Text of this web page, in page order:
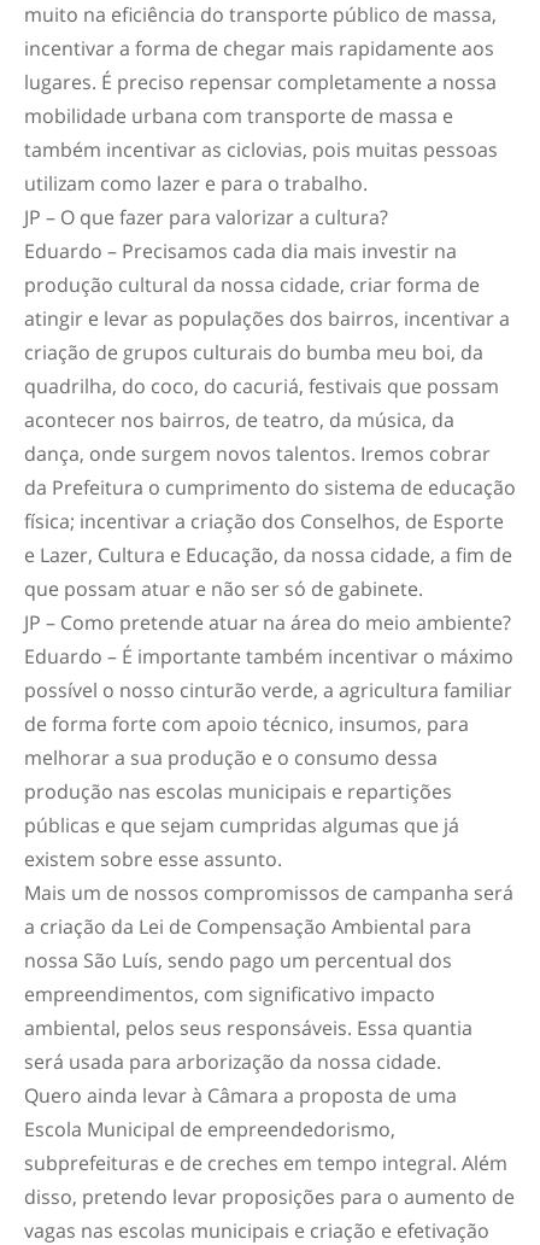
muito na eficiência do transporte público de massa,
incentivar a forma de chegar mais rapidamente aos
lugares. É preciso repensar completamente a nossa
mobilidade urbana com transporte de massa e
também incentivar as ciclovias, pois muitas pessoas
utilizam como lazer e para o trabalho.
JP – O que fazer para valorizar a cultura?
Eduardo – Precisamos cada dia mais investir na
produção cultural da nossa cidade, criar forma de
atingir e levar as populações dos bairros, incentivar a
criação de grupos culturais do bumba meu boi, da
quadrilha, do coco, do cacuriá, festivais que possam
acontecer nos bairros, de teatro, da música, da
dança, onde surgem novos talentos. Iremos cobrar
da Prefeitura o cumprimento do sistema de educação
física; incentivar a criação dos Conselhos, de Esporte
e Lazer, Cultura e Educação, da nossa cidade, a fim de
que possam atuar e não ser só de gabinete.
JP – Como pretende atuar na área do meio ambiente?
Eduardo – É importante também incentivar o máximo
possível o nosso cinturão verde, a agricultura familiar
de forma forte com apoio técnico, insumos, para
melhorar a sua produção e o consumo dessa
produção nas escolas municipais e repartições
públicas e que sejam cumpridas algumas que já
existem sobre esse assunto.
Mais um de nossos compromissos de campanha será
a criação da Lei de Compensação Ambiental para
nossa São Luís, sendo pago um percentual dos
empreendimentos, com significativo impacto
ambiental, pelos seus responsáveis. Essa quantia
será usada para arborização da nossa cidade.
Quero ainda levar à Câmara a proposta de uma
Escola Municipal de empreendedorismo,
subprefeituras e de creches em tempo integral. Além
disso, pretendo levar proposições para o aumento de
vagas nas escolas municipais e criação e efetivação